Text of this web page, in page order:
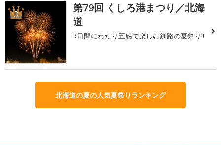
3
第79回 くしろ港まつり／北海
道
3日間にわたり五感で楽しむ釧路の夏祭り!!
北海道の夏の人気夏祭りランキング